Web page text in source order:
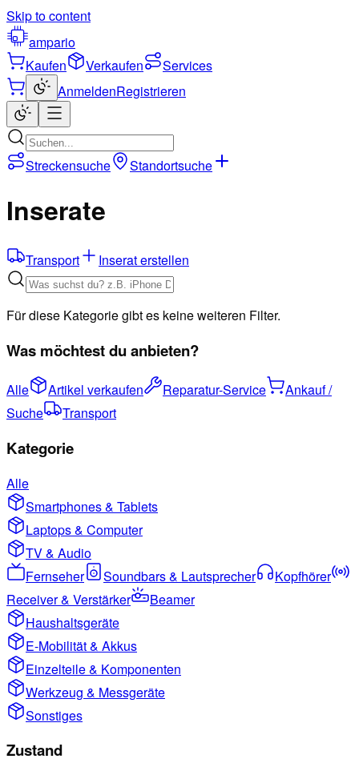
Skip to content
ampario
Kaufen
Verkaufen
Services
AnmeldenRegistrieren
Streckensuche Standortsuche
Inserate
Transport Inserat erstellen
Für diese Kategorie gibt es keine weiteren Filter.
Was möchtest du anbieten?
Alle Artikel verkaufen Reparatur-Service
Ankauf /
Suche
Transport
Kategorie
Alle
Smartphones & Tablets
Laptops & Computer
TV & Audio
Fernseher
Soundbars & Lautsprecher
Kopfhörer
Receiver & Verstärker
Beamer
Haushaltsgeräte
E-Mobilität & Akkus
Einzelteile & Komponenten
Werkzeug & Messgeräte
Sonstiges
Zustand